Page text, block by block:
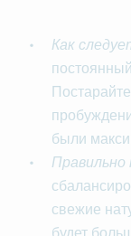
Как
были
свежие